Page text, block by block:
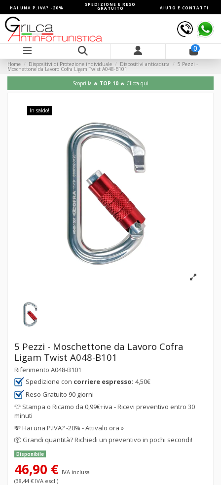
HAI UNA P.IVA? -20%
SPEDIZIONE E RESO
GRATUITO AIUTO E CONTATTI
0
Home Dispositivi di Protezione individuale Dispositivi anticaduta 5 Pezzi -
Moschettone da Lavoro Cofra Ligam Twist A048-B101
Scopri la 🔥 TOP 10 🔥 Clicca qui
In saldo!
5 Pezzi - Moschettone da Lavoro Cofra
Ligam Twist A048-B101
Riferimento A048-B101
Spedizione con corriere espresso: 4,50€
Reso Gratuito 90 giorni
👕 Stampa o Ricamo da 0,99€+iva - Ricevi preventivo entro 30
minuti
💸Hai una P.IVA? -20% - Attivalo ora »
📦 Grandi quantità? Richiedi un preventivo in pochi secondi!
Disponibile
46,90 € IVA inclusa
(38,44 € IVA escl.)